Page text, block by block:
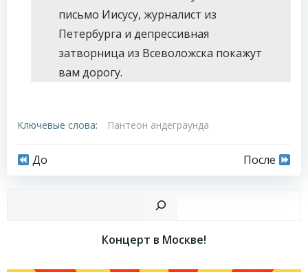
письмо Иисусу, журналист из
Петербурга и депрессивная
затворница из Всеволожска покажут
вам дорогу.
Ключевые слова: Пантеон андеграунда
Навигация
записям
До
Навигация
по
записям
После
Концерт в Москве!